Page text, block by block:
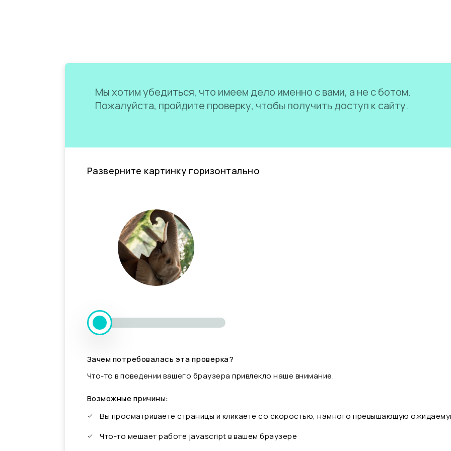
Мы хотим убедиться, что имеем дело именно с вами, а не с ботом.
Пожалуйста, пройдите проверку, чтобы получить доступ к сайту.
Разверните картинку горизонтально
Зачем потребовалась эта проверка?
Что-то в поведении вашего браузера привлекло наше внимание.
Возможные причины:
Вы просматриваете страницы и кликаете со скоростью, намного превышающую
Что-то мешает работе javascript в вашем браузере